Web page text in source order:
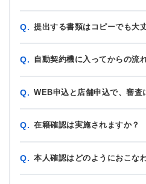
Q. 提出する書類はコピーでも大
Q. 自動契約機に入ってからの流
Q. WEB申込と店舗申込で、審査
Q. 在籍確認は実施されますか？
Q. 本人確認はどのようにおこな